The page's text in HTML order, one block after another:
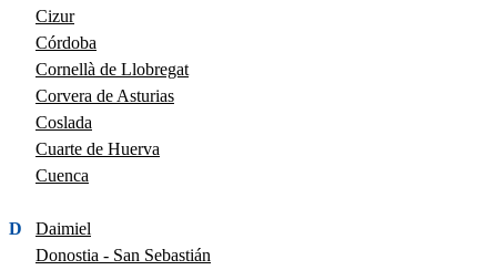
Cizur
Córdoba
Cornellà de Llobregat
Corvera de Asturias
Coslada
Cuarte de Huerva
Cuenca
D
Daimiel
Donostia - San Sebastián